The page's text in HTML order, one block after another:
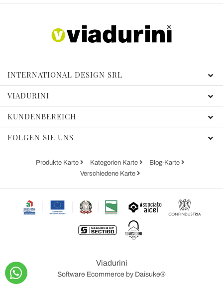
INTERNATIONAL DESIGN SRL
VIADURINI
KUNDENBEREICH
FOLGEN SIE UNS
Produkte Karte Kategorien Karte
Blog-Karte
Verschiedene Karte
Viadurini
Software Ecommerce by Daisuke®